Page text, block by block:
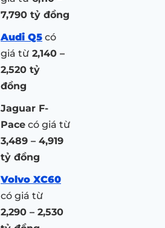
7,790 tỷ đồng
Audi Q5 có
giá từ 2,140 –
2,520 tỷ
đồng
Jaguar F-
Pace có giá từ
3,489 – 4,919
tỷ đồng
Volvo XC60
có giá từ
2,290 – 2,530